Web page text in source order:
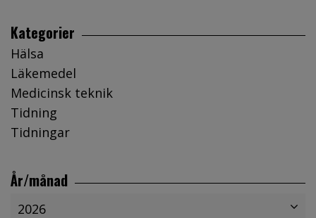
Kategorier
Hälsa
Läkemedel
Medicinsk teknik
Tidning
Tidningar
År/månad
2026